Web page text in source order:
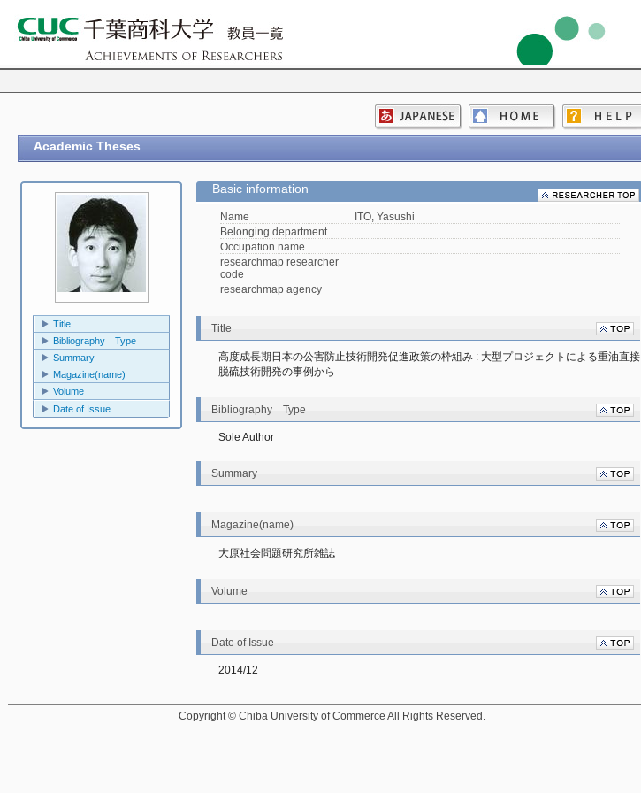
Academic Theses
Title
Bibliography Type
Summary
Magazine(name)
Volume
Date of Issue
Basic information
Name
ITO, Yasushi
Belonging department
Occupation name
researchmap researcher
code
researchmap agency
Title
高度成長期日本の公害防止技術開発促進政策の枠組み : 大型プロジェクトによる重油直接
脱硫技術開発の事例から
Bibliography Type
Sole Author
Summary
Magazine(name)
大原社会問題研究所雑誌
Volume
Date of Issue
2014/12